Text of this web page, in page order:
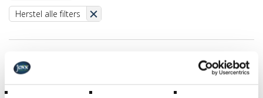
Herstel alle filters